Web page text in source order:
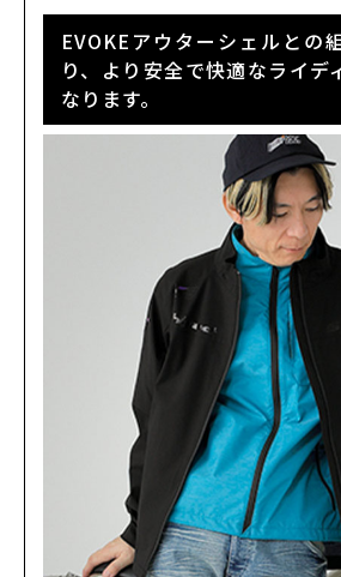
EVOKEアウターシェルとの
り、より安全で快適なライデ
なります。
SOLID BLACK
SOLID BLACK
¥22,000(税込)
SOLID BLACK
3L
¥22,000 (税込)